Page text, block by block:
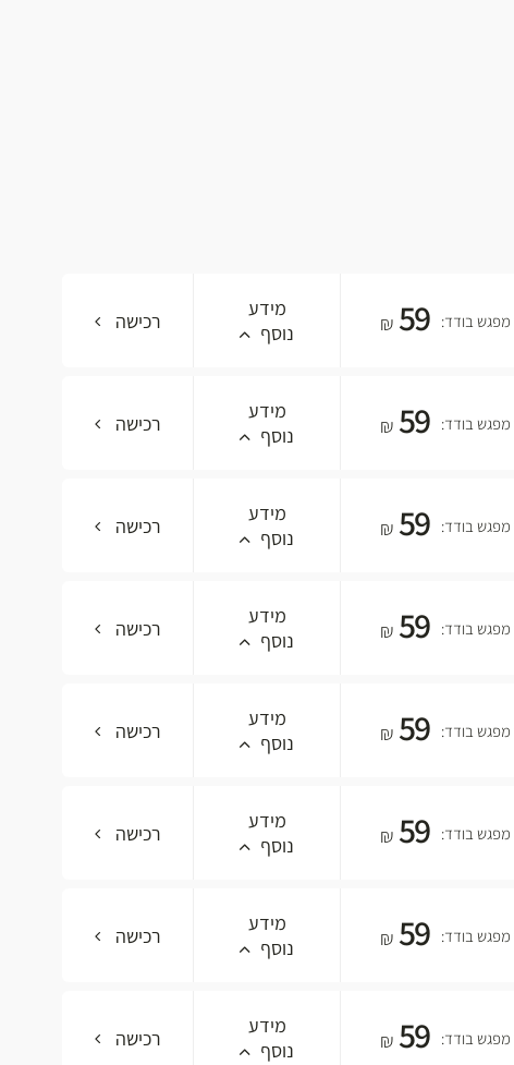
מפגש בודד: ₪ 59
מידע
נוסף
רכישה
מפגש בודד: ₪ 59
מידע
נוסף
רכישה
מפגש בודד: ₪ 59
מידע
נוסף
רכישה
מפגש בודד: ₪ 59
מידע
נוסף
רכישה
מפגש בודד: ₪ 59
מידע
נוסף
רכישה
מפגש בודד: ₪ 59
מידע
נוסף
רכישה
מפגש בודד: ₪ 59
מידע
נוסף
רכישה
מפגש בודד: ₪ 59
מידע
נוסף
רכישה